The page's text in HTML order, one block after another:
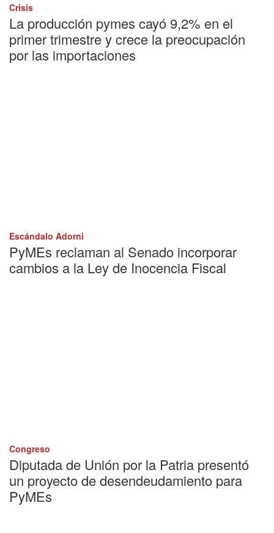
Crisis
La producción pymes cayó 9,2% en el
primer trimestre y crece la preocupación
por las importaciones
Escándalo Adorni
PyMEs reclaman al Senado incorporar
cambios a la Ley de Inocencia Fiscal
Congreso
Diputada de Unión por la Patria presentó
un proyecto de desendeudamiento para
PyMEs